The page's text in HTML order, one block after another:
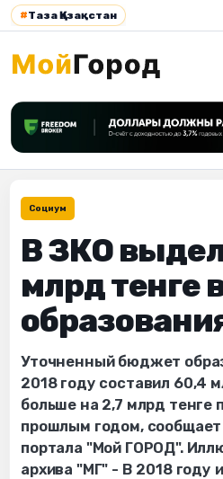
#Таза Қазақстан
Социум
В ЗКО
млрд тенге
Уточненный бюджет
2018 году составил 60,4
больше на 2,7 млрд тенге
прошлым годом,
портала "Мой ГОРОД".
архива "МГ" - В 2018 году